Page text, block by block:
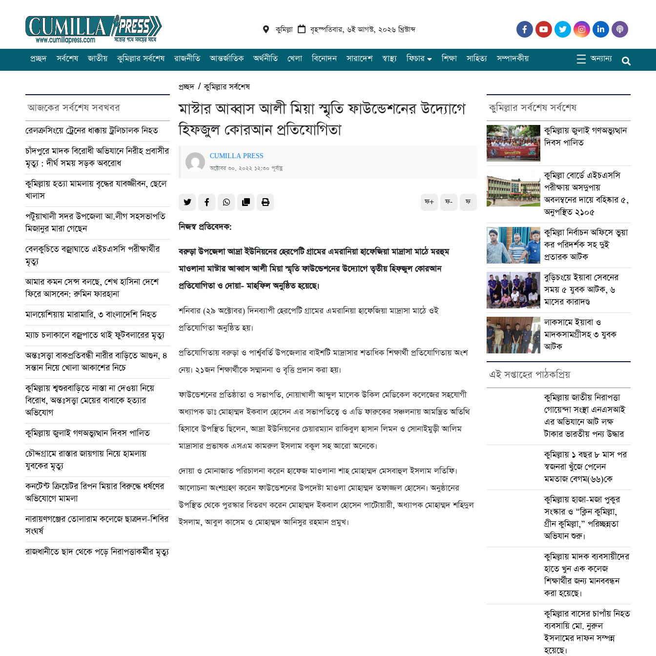
কুমিল্লা বৃহস্পতিবার, ৬ই আগস্ট, ২০২৬ খ্রিস্টাব্দ
প্রচ্ছদ সর্বশেষ জাতীয় কুমিল্লার সর্বশেষ রাজনীতি আন্তর্জাতিক অর্থনীতি খেলা বিনোদন সারাদেশ স্বাস্থ্য ফিচার শিক্ষা সাহিত্য সম্পাদকীয় অন্যান্য
আজকের সর্বশেষ সবখবর
রেলক্রসিংয়ে ট্রেনের ধাক্কায় ট্রলিচালক নিহত
চাঁদপুরে মাদক বিরোধী অভিযানে নিরীহ প্রবাসীর
মৃত্যু : দীর্ঘ সময় সড়ক অবরোধ
কুমিল্লায় হত্যা মামলায় বৃদ্ধের যাবজ্জীবন, ছেলে
খালাস
পটুয়াখালী সদর উপজেলা আ.লীগ সহসভাপতি
মিজানুর মারা গেছেন
বেলকুচিতে বজ্রাঘাতে এইচএসসি পরীক্ষার্থীর
মৃত্যু
আমার কমন সেন্স বলছে, শেখ হাসিনা দেশে
ফিরে আসবেন: রুমিন ফারহানা
মালয়েশিয়ায় মারামারি, ৩ বাংলাদেশি নিহত
ম্যাচ চলাকালে বজ্রপাতে থাই ফুটবলারের মৃত্যু
অন্তঃসত্ত্বা বাকপ্রতিবন্ধী নারীর বাড়িতে আগুন, ৪
সন্তান নিয়ে খোলা আকাশের নিচে
কুমিল্লায় শ্বশুরবাড়িতে নাস্তা না দেওয়া নিয়ে
বিরোধ, অন্তঃসত্ত্বা মেয়ের বাবাকে হত্যার
অভিযোগ
কুমিল্লায় জুলাই গণঅভ্যুত্থান দিবস পালিত
চৌদ্দগ্রামে রাস্তার জায়গায় নিয়ে হামলায়
যুবকের মৃত্যু
কনটেন্ট ক্রিয়েটর রিপন মিয়ার বিরুদ্ধে ধর্ষণের
অভিযোগে মামলা
নারায়ণগঞ্জের তোলারাম কলেজে ছাত্রদল-শিবির
সংঘর্ষ
রাজধানীতে ছাদ থেকে পড়ে নিরাপত্তাকর্মীর মৃত্যু
প্রচ্ছদ/কুমিল্লার সর্বশেষ
মাস্টার আব্বাস আলী মিয়া স্মৃতি ফাউন্ডেশনের উদ্যোগে
হিফজুল কোরআন প্রতিযোগিতা
CUMILLA PRESS
অক্টোবর ৩০, ২০২২ ১২:৩০ পূর্বাহ্ণ
ফ+ ফ- ফ
নিজস্ব প্রতিবেদক:
বরুড়া উপজেলা আদ্রা ইউনিয়নের হেরপেটি গ্রামের এমরানিয়া হাফেজিয়া মাদ্রাসা মাঠে মরহুম
মাওলানা মাস্টার আব্বাস আলী মিয়া স্মৃতি ফাউন্ডেশনের উদ্যোগে তৃতীয় হিফজুল কোরআন
প্রতিযোগিতা ও দোয়া- মাহফিল অনুষ্ঠিত হয়েছে।
শনিবার (২৯ অক্টোবর) দিনব্যাপী হেরপেটি গ্রামের এমরানিয়া হাফেজিয়া মাদ্রাসা মাঠে ওই
প্রতিযোগিতা অনুষ্ঠিত হয়।
প্রতিযোগিতায় বরুড়া ও পার্শ্ববর্তি উপজেলার বাইশটি মাদ্রাসার শতাধিক শিক্ষার্থী প্রতিযোগিতায় অংশ
নেয়। ২১জন শিক্ষার্থীকে সম্মাননা ও বৃত্তি প্রদান করা হয়।
ফাউন্ডেশনের প্রতিষ্ঠাতা ও সভাপতি, নোয়াখালী আব্দুল মালেক উকিল মেডিকেল কলেজের সহযোগী
অধ্যাপক ডাঃ মোহাম্মদ ইকবাল হোসেন এর সভাপতিত্বে ও এডি ফারুকের সঞ্চলনায় আমন্ত্রিত অতিথি
হিসাবে উপস্থিত ছিলেন, আদ্রা ইউনিয়নের চেয়ারম্যান রাকিবুল হাসান লিমন ও সোনাইমুড়ী আলিম
মাদ্রাসার প্রভাষক এসএম কামরুল ইসলাম বকুল সহ আরো অনেকে।
দোয়া ও মোনাজাত পরিচালনা করেন হাফেজ মাওলানা শাহ মোহাম্মদ মেসবাহুল ইসলাম লতিফি।
আলোচনা অংশগ্রহণ করেন ফাউন্ডেশনের উপদেষ্টা মাওলা মোহাম্মদ তফাজ্জল হোসেন। অনুষ্ঠানের
উপস্থিত থেকে পুরস্কার বিতরণ করেন মোহাম্মদ ইকবাল হোসেন পাটোয়ারী, অধ্যাপক মোহাম্মদ শহিদুল
ইসলাম, আবুল কাসেম ও মোহাম্মদ আনিসুর রহমান প্রমুখ।
কুমিল্লার সর্বশেষ সর্বশেষ
কুমিল্লায় জুলাই গণঅভ্যুত্থান
দিবস পালিত
কুমিল্লা বোর্ডে এইচএসসি
পরীক্ষায় অসদুপায়
অবলম্বনের দায়ে বহিষ্কার ৫,
অনুপস্থিত ২১০৫
কুমিল্লা নির্বাচন অফিসে ভুয়া
কর পরিদর্শক সহ দুই
প্রতারক আটক
বুড়িচংয়ে ইয়াবা সেবনের
সময় ৫ যুবক আটক, ৬
মাসের কারাদণ্ড
লাকসামে ইয়াবা ও
মাদকসামগ্রীসহ ৩ যুবক
আটক
এই সপ্তাহের পাঠকপ্রিয়
কুমিল্লায় জাতীয় নিরাপত্তা
গোয়েন্দা সংস্থা এনএসআই
এর অভিযানে আট লক্ষ
টাকার ভারতীয় পন্য উদ্ধার
কুমিল্লায় ১ বছর ৮ মাস পর
স্বজনরা খুঁজে পেলেন
মমতাজ বেগম(৬৬)কে
কুমিল্লায় হাজা-মজা পুকুর
সংস্কার ও “ক্লিন কুমিল্লা,
গ্রীন কুমিল্লা,” পরিচ্ছন্নতা
অভিযান শুরু।
কুমিল্লায় মাদক ব্যবসায়ীদের
হাতে খুন এক কলেজ
শিক্ষার্থীর জন্য মানববন্ধন
করা হয়েছে।
কুমিল্লার বাসের চাপাঁয় নিহত
ব্যবসায়ি মো. নুরুল
ইসলামের দাফন সম্পন্ন
হয়েছে।